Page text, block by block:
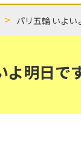
よ明日で
パリ五輪 いよい